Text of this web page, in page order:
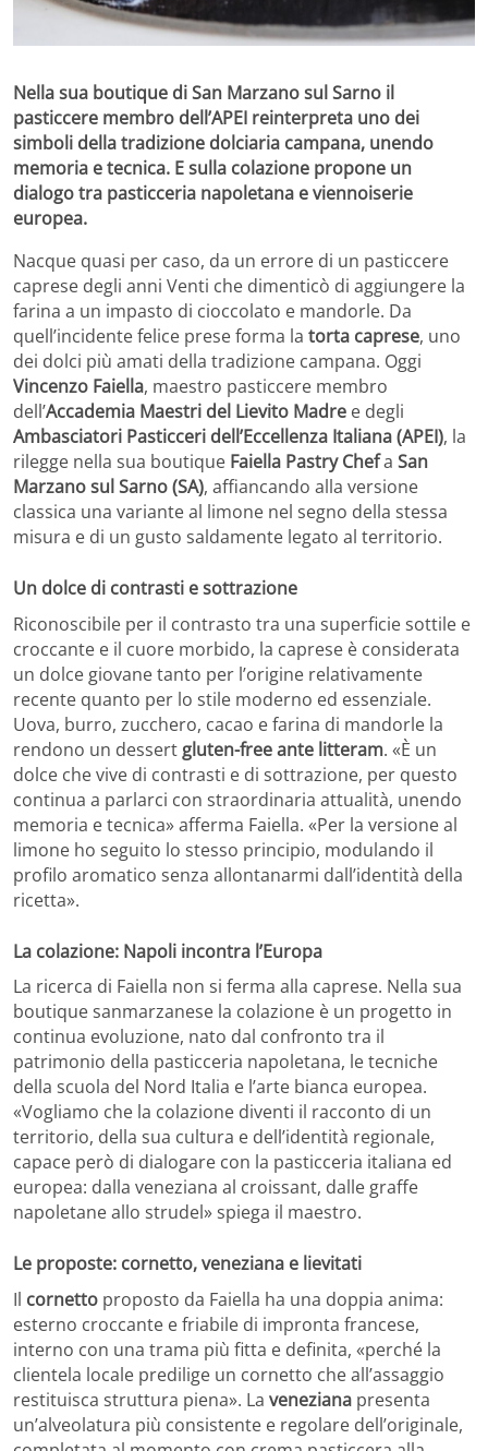
Nella sua boutique di San Marzano sul Sarno il
pasticcere membro dell’APEI reinterpreta uno dei
simboli della tradizione dolciaria campana, unendo
memoria e tecnica. E sulla colazione propone un
dialogo tra pasticceria napoletana e viennoiserie
europea.
Nacque quasi per caso, da un errore di un pasticcere
caprese degli anni Venti che dimenticò di aggiungere la
farina a un impasto di cioccolato e mandorle. Da
quell’incidente felice prese forma la torta caprese, uno
dei dolci più amati della tradizione campana. Oggi
Vincenzo Faiella, maestro pasticcere membro
dell’Accademia Maestri del Lievito Madre e degli
Ambasciatori Pasticceri dell’Eccellenza Italiana (APEI), la
rilegge nella sua boutique Faiella Pastry Chefa San
Marzano sul Sarno (SA), affiancando alla versione
classica una variante al limone nel segno della stessa
misura e di un gusto saldamente legato al territorio.
Un dolce di contrasti e sottrazione
Riconoscibile per il contrasto tra una superficie sottile e
croccante e il cuore morbido, la caprese è considerata
un dolce giovane tanto per l’origine relativamente
recente quanto per lo stile moderno ed essenziale.
Uova, burro, zucchero, cacao e farina di mandorle la
rendono un dessert gluten-free ante litteram. «È un
dolce che vive di contrasti e di sottrazione, per questo
continua a parlarci con straordinaria attualità, unendo
memoria e tecnica» afferma Faiella. «Per la versione al
limone ho seguito lo stesso principio, modulando il
profilo aromatico senza allontanarmi dall’identità della
ricetta».
La colazione: Napoli incontra l’Europa
La ricerca di Faiella non si ferma alla caprese. Nella sua
boutique sanmarzanese la colazione è un progetto in
continua evoluzione, nato dal confronto tra il
patrimonio della pasticceria napoletana, le tecniche
della scuola del Nord Italia e l’arte bianca europea.
«Vogliamo che la colazione diventi il racconto di un
territorio, della sua cultura e dell’identità regionale,
capace però di dialogare con la pasticceria italiana ed
europea: dalla veneziana al croissant, dalle graffe
napoletane allo strudel» spiega il maestro.
Le proposte: cornetto, veneziana e lievitati
Il cornetto proposto da Faiella ha una doppia anima:
esterno croccante e friabile di impronta francese,
interno con una trama più fitta e definita, «perché la
clientela locale predilige un cornetto che all’assaggio
restituisca struttura piena». La veneziana presenta
un’alveolatura più consistente e regolare dell’originale,